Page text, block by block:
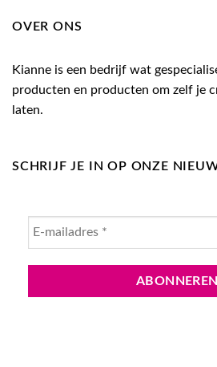
OVER ONS
Kianne is een bedrijf wat
producten en producten om zelf je
laten.
SCHRIJF JE IN OP ONZE